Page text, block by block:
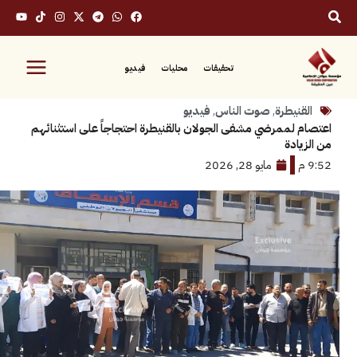
محليات فيديو
,صوت الناس,فيديو
مشفى الجولان بالقنيطرة احتجاجاً على استثنائهم
مايو 28, 2026